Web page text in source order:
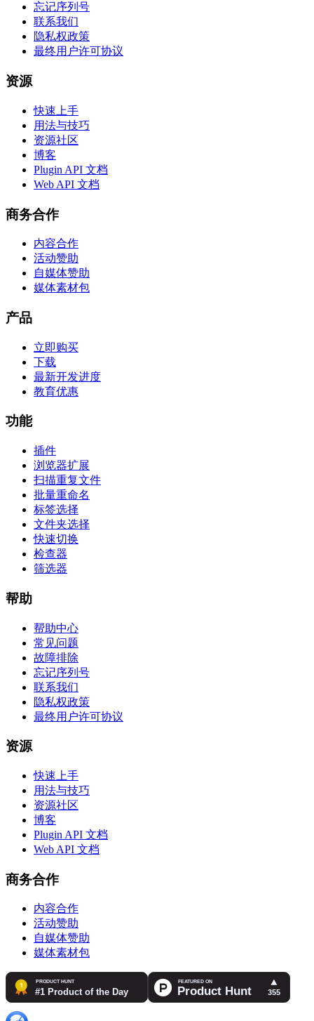
忘记序列号
联系我们
隐私权政策
最终用户许可协议
资源
快速上手
用法与技巧
资源社区
博客
Plugin API 文档
Web API 文档
商务合作
内容合作
活动赞助
自媒体赞助
媒体素材包
产品
立即购买
下载
最新开发进度
教育优惠
功能
插件
浏览器扩展
扫描重复文件
批量重命名
标签选择
文件夹选择
快速切换
检查器
筛选器
帮助
帮助中心
常见问题
故障排除
忘记序列号
联系我们
隐私权政策
最终用户许可协议
资源
快速上手
用法与技巧
资源社区
博客
Plugin API 文档
Web API 文档
商务合作
内容合作
活动赞助
自媒体赞助
媒体素材包